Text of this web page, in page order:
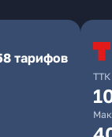
тарифов
ТТК